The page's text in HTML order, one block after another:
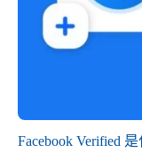
Facebook Verified